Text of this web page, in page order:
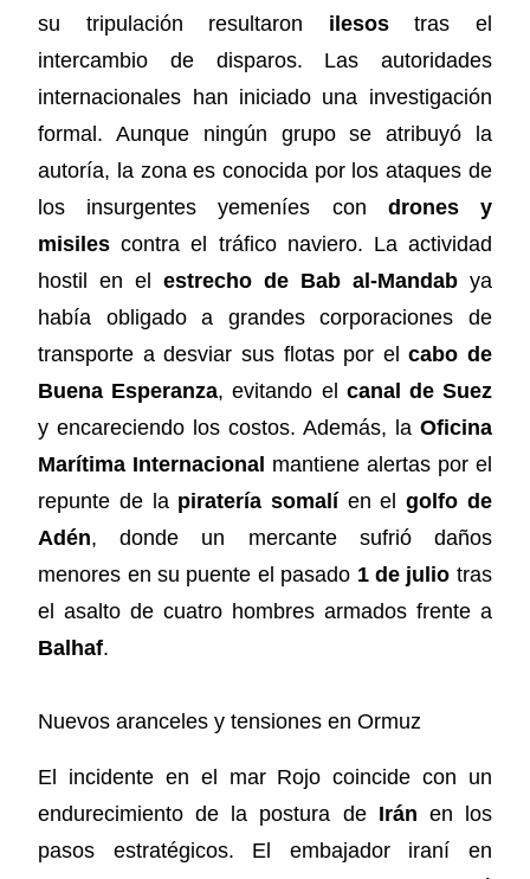
su tripulación resultaron ilesostras el
intercambio de disparos. Las autoridades
internacionales han iniciado una investigación
formal. Aunque ningún grupo se atribuyó la
autoría, la zona es conocida por los ataques de
los insurgentes yemeníes con drones y
misiles contra el tráfico naviero. La actividad
hostil en elestrecho de Bab al-Mandabya
había obligado a grandes corporaciones de
transporte a desviar sus flotas por elcabo de
Buena Esperanza, evitando el canal de Suez
y encareciendo los costos. Además, la Oficina
Marítima Internacional mantiene alertas por el
repunte de la piratería somalíen el golfo de
Adén, donde un mercante sufrió daños
menores en su puente el pasado 1 de julio tras
el asalto de cuatro hombres armados frente a
Balhaf.
Nuevos aranceles y tensiones en Ormuz
El incidente en el mar Rojo coincide con un
endurecimiento de la postura de Irán en los
pasos estratégicos. El embajador iraní en